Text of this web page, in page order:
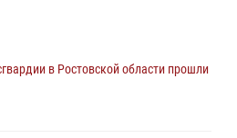
в Ростовской области прошли
охраны задержал
в Ростовской области прошли